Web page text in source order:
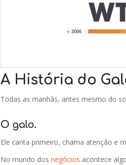
A História do
Todas as manhãs, antes mesmo do
O galo.
Ele canta primeiro, chama atenção e
No mundo dos negócios acontece